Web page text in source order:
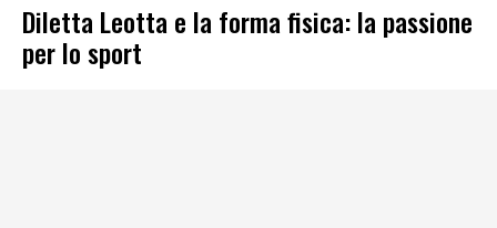
Diletta Leotta e la forma fisica: la passione
per lo sport